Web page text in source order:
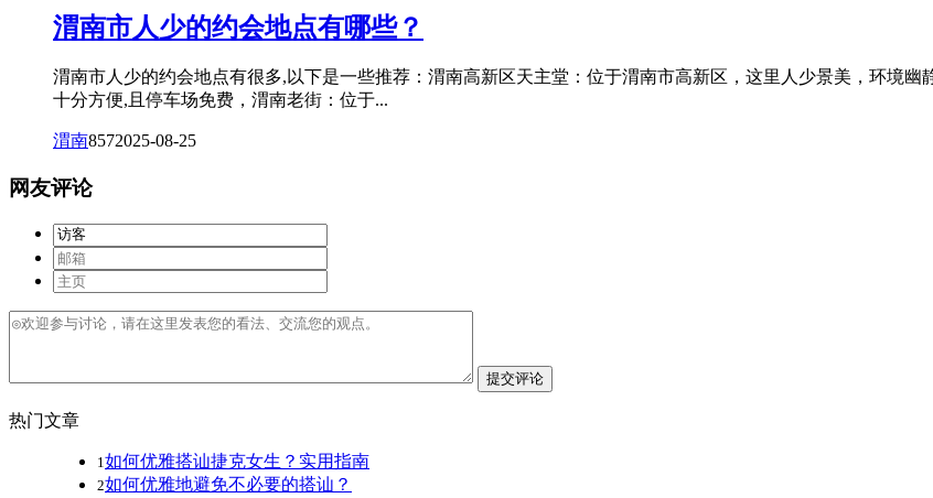
渭南市人少的约会地点有哪些？
渭南市人少的约会地点有很多,以下是一些推荐：渭南高新区天主堂：位于渭南市高新区，这里人少景美，环境
十分方便,且停车场免费，渭南老街：位于...
渭南8572025-08-25
网友评论
提交评论
热门文章
1 如何优雅搭讪捷克女生？实用指南
2如何优雅地避免不必要的搭讪？